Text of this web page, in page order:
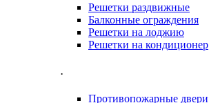
Решетки раздвижные
Балконные ограждения
Решетки на лоджию
Решетки на кондиционер
.
Противопожарные двери